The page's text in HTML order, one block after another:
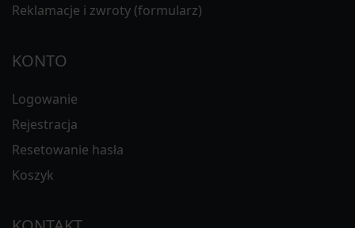
Reklamacje i zwroty (formularz)
KONTO
Logowanie
Rejestracja
Resetowanie hasła
Koszyk